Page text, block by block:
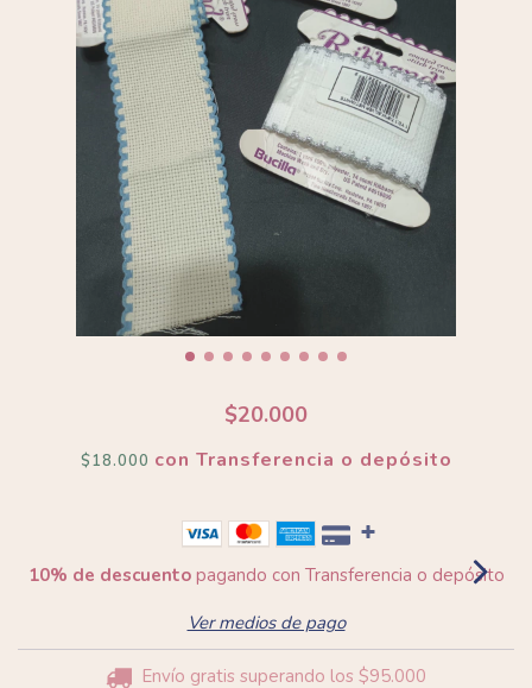
$20.000
$18.000 con Transferencia o depósito
10% de descuentopagando con Transferencia o depósito
Ver medios de pago
Envío gratis superando los $95.000